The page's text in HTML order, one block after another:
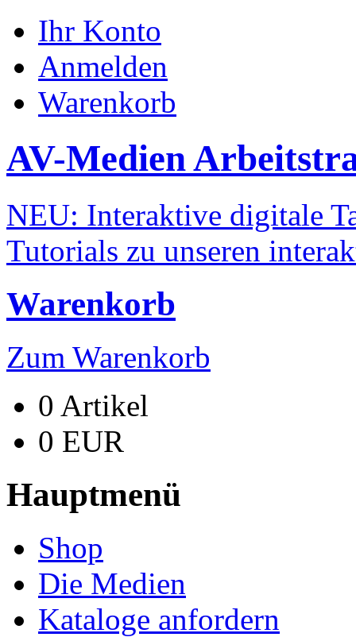
Ihr Konto
Anmelden
Warenkorb
AV-Medien
NEU: Interaktive digitale
Tutorials zu unseren
Warenkorb
Zum Warenkorb
0 Artikel
0 EUR
Hauptmenü
Shop
Die Medien
Kataloge anfordern